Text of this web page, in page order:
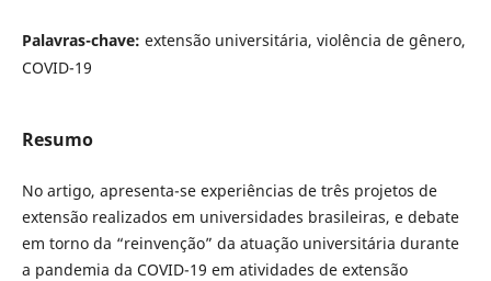
Palavras-chave: extensão universitária, violência de gênero,
COVID-19
Resumo
No artigo, apresenta-se experiências de três projetos de
extensão realizados em universidades brasileiras, e debate
em torno da “reinvenção” da atuação universitária durante
a pandemia da COVID-19 em atividades de extensão